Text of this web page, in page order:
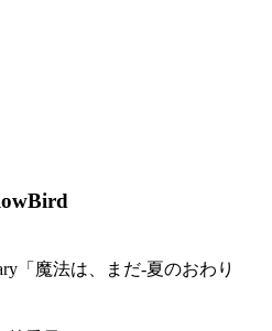
「魔法は、まだ-夏のおわり